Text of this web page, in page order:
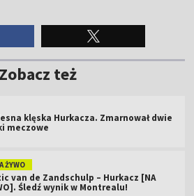
Zobacz też
klęska Hurkacza. Zmarnował dwie
meczowe
ŻYWO
van de Zandschulp – Hurkacz [NA
Śledź wynik w Montrealu!